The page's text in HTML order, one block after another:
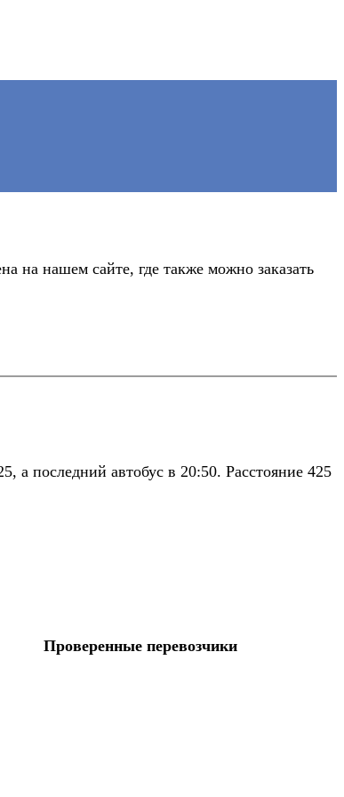
на нашем сайте, где также можно заказать
а последний автобус в 20:50. Расстояние 425
Проверенные перевозчики